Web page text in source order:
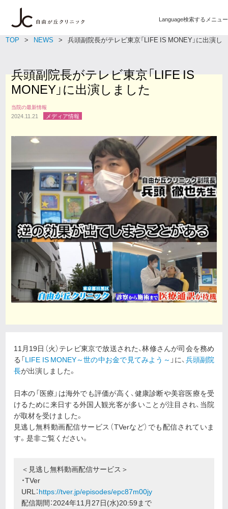
Language検索するメニュー
TOP NEWS 兵頭副院長がテレビ東京「LIFE IS MONEY」に出演し
兵頭副院長がテレビ東京「LIFE IS
MONEY」に出演しました
当院の最新情報
2024.11.21 メディア情報
11月19日（火）テレビ東京で放送された、林修さんが司会を務め
る「LIFE IS MONEY～世の中お金で見てみよう～ 」に、兵頭副院
長が出演しました。
日本の「医療」は海外でも評価が高く、健康診断や美容医療を受
けるために来日する外国人観光客が多いことが注目され、当院
が取材を受けました。
見逃し無料動画配信サービス（TVerなど）でも配信されていま
す。是非ご覧ください。
＜見逃し無料動画配信サービス＞
・TVer
URL：https://tver.jp/episodes/epc87m00jy
配信期間：2024年11月27日(水)20:59まで